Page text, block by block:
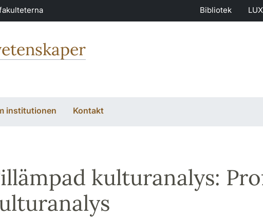
Bibliotek LUX
institutionen Kontakt
kulturanalys: